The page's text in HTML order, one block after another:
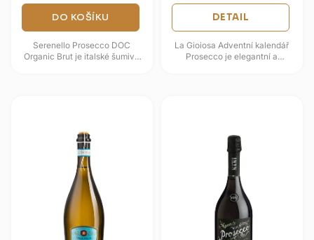
DO KOŠÍKU
Serenello Prosecco DOC
Organic Brut je italské šumivé
DETAIL
La Gioiosa Adventní kalendář
Prosecco je elegantní a